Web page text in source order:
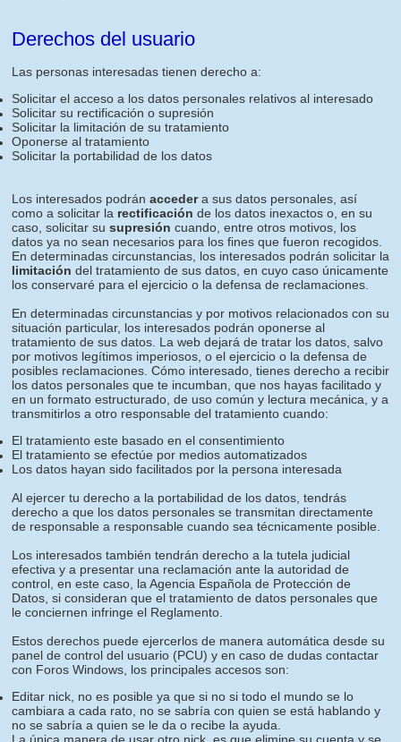
Derechos del usuario
Las personas interesadas tienen derecho a:
Solicitar el acceso a los datos personales relativos al interesado
Solicitar su rectificación o supresión
Solicitar la limitación de su tratamiento
Oponerse al tratamiento
Solicitar la portabilidad de los datos
Los interesados podrán accedera sus datos personales, así
como a solicitar la rectificación de los datos inexactos o, en su
caso, solicitar su supresión cuando, entre otros motivos, los
datos ya no sean necesarios para los fines que fueron recogidos.
En determinadas circunstancias, los interesados podrán solicitar la
limitación del tratamiento de sus datos, en cuyo caso únicamente
los conservaré para el ejercicio o la defensa de reclamaciones.
En determinadas circunstancias y por motivos relacionados con su
situación particular, los interesados podrán oponerse al
tratamiento de sus datos. La web dejará de tratar los datos, salvo
por motivos legítimos imperiosos, o el ejercicio o la defensa de
posibles reclamaciones. Cómo interesado, tienes derecho a recibir
los datos personales que te incumban, que nos hayas facilitado y
en un formato estructurado, de uso común y lectura mecánica, y a
transmitirlos a otro responsable del tratamiento cuando:
El tratamiento este basado en el consentimiento
El tratamiento se efectúe por medios automatizados
Los datos hayan sido facilitados por la persona interesada
Al ejercer tu derecho a la portabilidad de los datos, tendrás
derecho a que los datos personales se transmitan directamente
de responsable a responsable cuando sea técnicamente posible.
Los interesados también tendrán derecho a la tutela judicial
efectiva y a presentar una reclamación ante la autoridad de
control, en este caso, la Agencia Española de Protección de
Datos, si consideran que el tratamiento de datos personales que
le conciernen infringe el Reglamento.
Estos derechos puede ejercerlos de manera automática desde su
panel de control del usuario (PCU) y en caso de dudas contactar
con Foros Windows, los principales accesos son:
Editar nick, no es posible ya que si no si todo el mundo se lo
cambiara a cada rato, no se sabría con quien se está hablando y
no se sabría a quien se le da o recibe la ayuda.